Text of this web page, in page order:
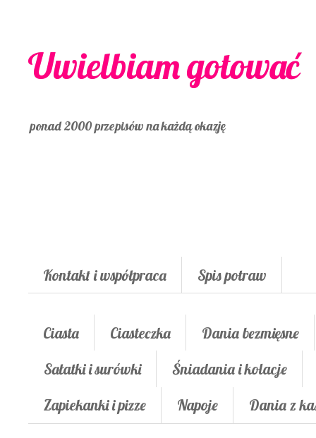
Uwielbiam gotować
ponad 2000 przepisów na każdą okazję
Kontakt i współpraca Spis potraw
Ciasta Ciasteczka
Dania bezmięsne
Sałatki i surówki
Śniadania i kolacje
Zapiekanki i pizze
Napoje Dania z